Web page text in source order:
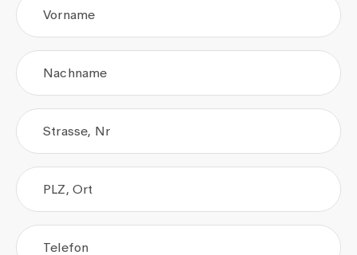
Vorname
Nachname
Strasse, Nr
PLZ, Ort
Telefon